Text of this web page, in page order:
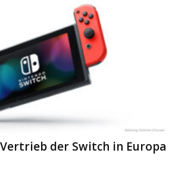
der Switch in Europa